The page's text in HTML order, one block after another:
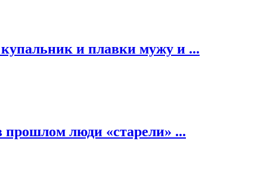
и плавки мужу и ...
прошлом люди «старели» ...